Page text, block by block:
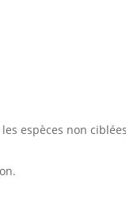
espèces non